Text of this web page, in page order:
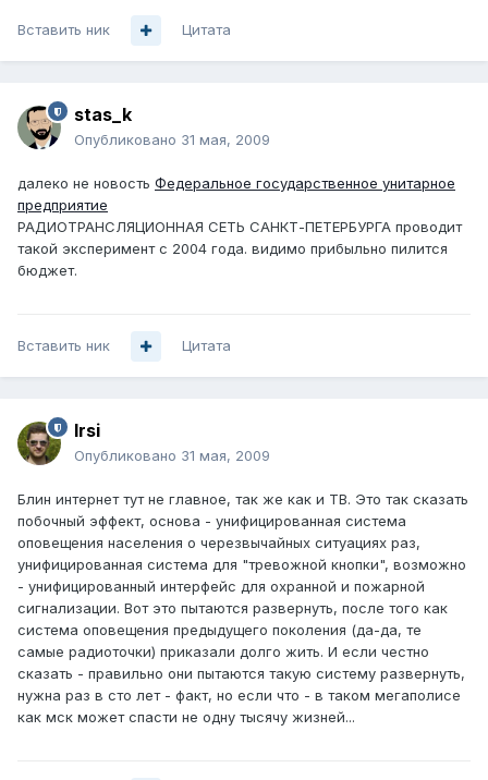
Вставить ник Цитата
stas_k
Опубликовано 31 мая, 2009
далеко не новость Федеральное государственное унитарное
предприятие
РАДИОТРАНСЛЯЦИОННАЯ СЕТЬ САНКТ-ПЕТЕРБУРГА проводит
такой эксперимент с 2004 года. видимо прибыльно пилится
бюджет.
Вставить ник Цитата
Irsi
Опубликовано 31 мая, 2009
Блин интернет тут не главное, так же как и ТВ. Это так сказать
побочный эффект, основа - унифицированная система
оповещения населения о черезвычайных ситуациях раз,
унифицированная система для "тревожной кнопки", возможно
- унифицированный интерфейс для охранной и пожарной
сигнализации. Вот это пытаются развернуть, после того как
система оповещения предыдущего поколения (да-да, те
самые радиоточки) приказали долго жить. И если честно
сказать - правильно они пытаются такую систему развернуть,
нужна раз в сто лет - факт, но если что - в таком мегаполисе
как мск может спасти не одну тысячу жизней...